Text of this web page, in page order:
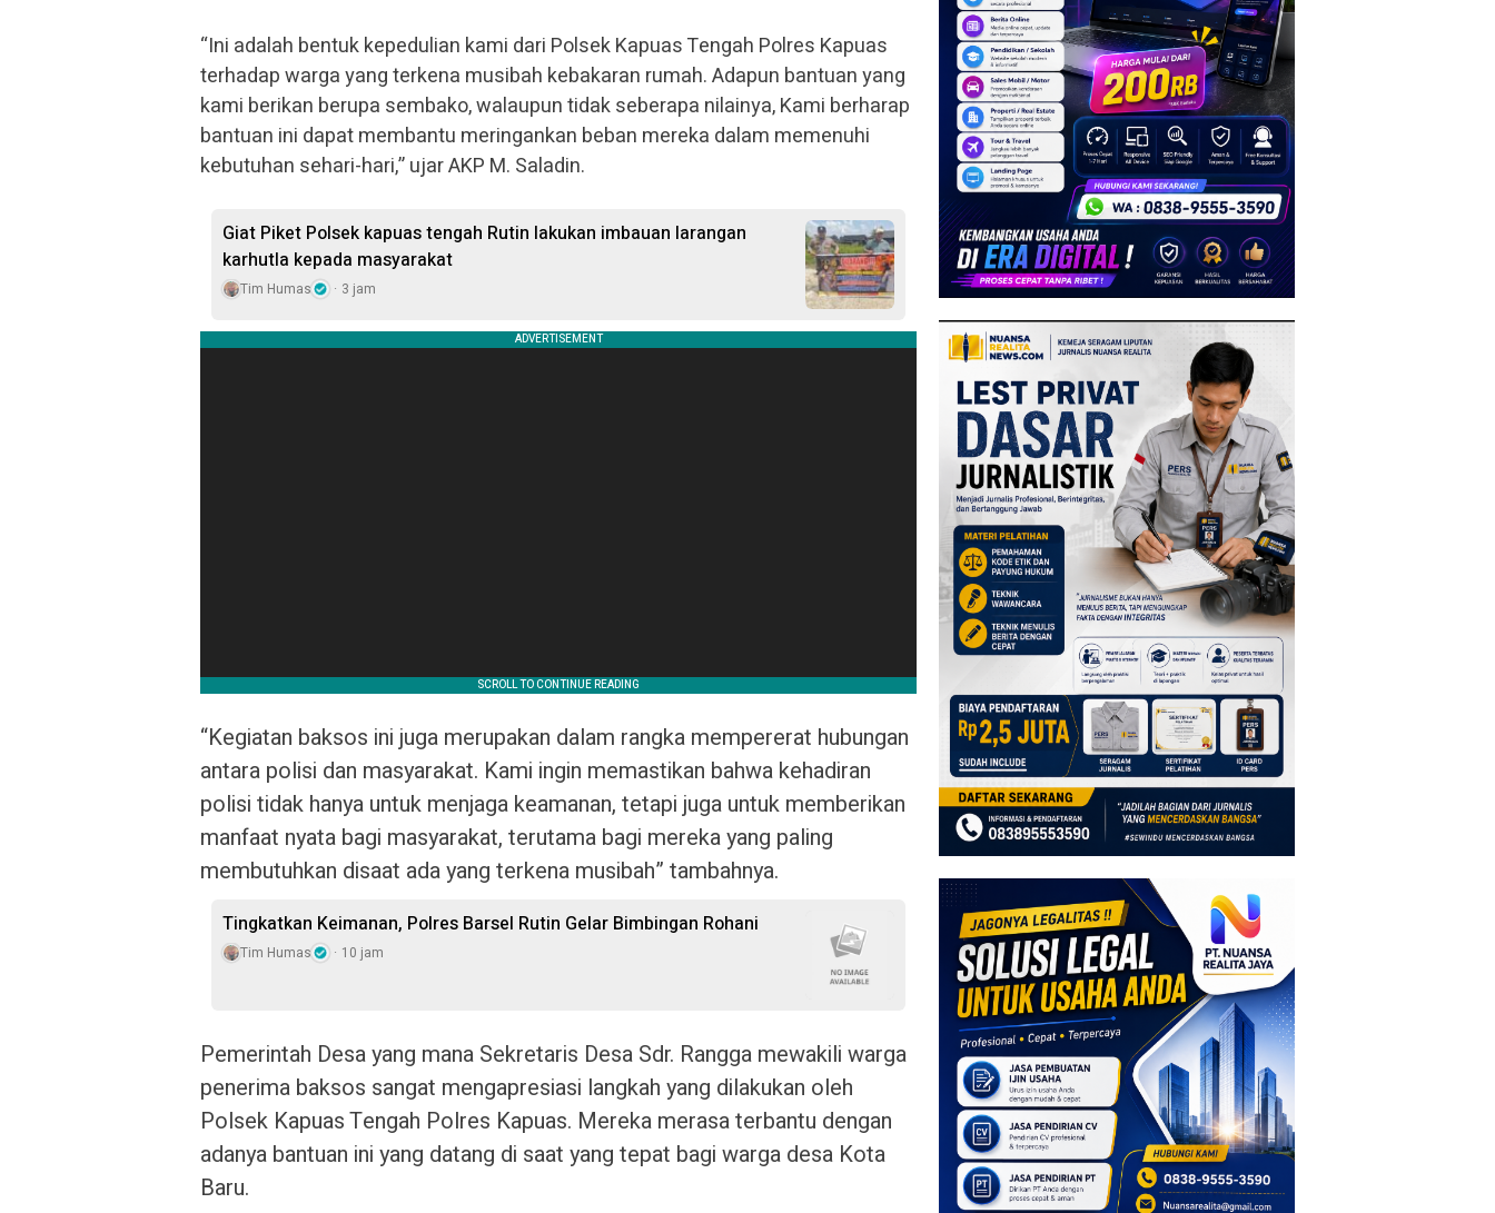
“Ini adalah bentuk kepedulian kami dari Polsek Kapuas Tengah Polres Kapuas
terhadap warga yang terkena musibah kebakaran rumah. Adapun bantuan yang
kami berikan berupa sembako, walaupun tidak seberapa nilainya, Kami berharap
bantuan ini dapat membantu meringankan beban mereka dalam memenuhi
kebutuhan sehari-hari,” ujar AKP M. Saladin.
Giat Piket Polsek kapuas tengah Rutin lakukan imbauan larangan
karhutla kepada masyarakat
Tim Humas 3 jam
“Kegiatan baksos ini juga merupakan dalam rangka mempererat hubungan
antara polisi dan masyarakat. Kami ingin memastikan bahwa kehadiran
polisi tidak hanya untuk menjaga keamanan, tetapi juga untuk memberikan
manfaat nyata bagi masyarakat, terutama bagi mereka yang paling
membutuhkan disaat ada yang terkena musibah” tambahnya.
Tingkatkan Keimanan, Polres Barsel Rutin Gelar Bimbingan Rohani
Tim Humas 10 jam
Pemerintah Desa yang mana Sekretaris Desa Sdr. Rangga mewakili warga
penerima baksos sangat mengapresiasi langkah yang dilakukan oleh
Polsek Kapuas Tengah Polres Kapuas. Mereka merasa terbantu dengan
adanya bantuan ini yang datang di saat yang tepat bagi warga desa Kota
Baru.